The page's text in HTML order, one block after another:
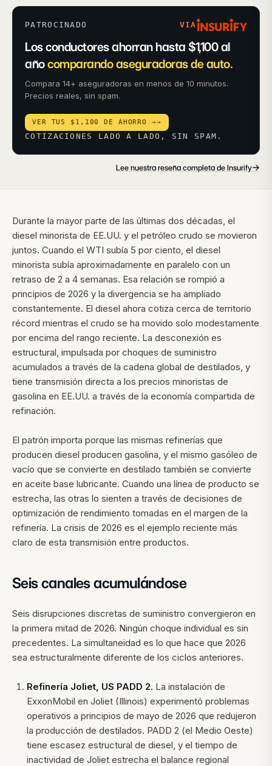
PATROCINADO VIA
Los conductores ahorran hasta $1,100 al
añocomparando aseguradoras de auto.
Compara 14+ aseguradoras en menos de 10 minutos.
Precios reales, sin spam.
VER TUS $1,100 DE AHORRO →→
COTIZACIONES LADO A LADO, SIN SPAM.
Lee nuestra reseña completa de Insurify→
Durante la mayor parte de las últimas dos décadas, el
diesel minorista de EE.UU. y el petróleo crudo se movieron
juntos. Cuando el WTI subía 5 por ciento, el diesel
minorista subía aproximadamente en paralelo con un
retraso de 2 a 4 semanas. Esa relación se rompió a
principios de 2026 y la divergencia se ha ampliado
constantemente. El diesel ahora cotiza cerca de territorio
récord mientras el crudo se ha movido solo modestamente
por encima del rango reciente. La desconexión es
estructural, impulsada por choques de suministro
acumulados a través de la cadena global de destilados, y
tiene transmisión directa a los precios minoristas de
gasolina en EE.UU. a través de la economía compartida de
refinación.
El patrón importa porque las mismas refinerías que
producen diesel producen gasolina, y el mismo gasóleo de
vacío que se convierte en destilado también se convierte
en aceite base lubricante. Cuando una línea de producto se
estrecha, las otras lo sienten a través de decisiones de
optimización de rendimiento tomadas en el margen de la
refinería. La crisis de 2026 es el ejemplo reciente más
claro de esta transmisión entre productos.
Seis canales acumulándose
Seis disrupciones discretas de suministro convergieron en
la primera mitad de 2026. Ningún choque individual es sin
precedentes. La simultaneidad es lo que hace que 2026
sea estructuralmente diferente de los ciclos anteriores.
Refinería Joliet, US PADD 2. La instalación de
ExxonMobil en Joliet (Illinois) experimentó problemas
operativos a principios de mayo de 2026 que redujeron
la producción de destilados. PADD 2 (el Medio Oeste)
tiene escasez estructural de diesel, y el tiempo de
inactividad de Joliet estrecha el balance regional